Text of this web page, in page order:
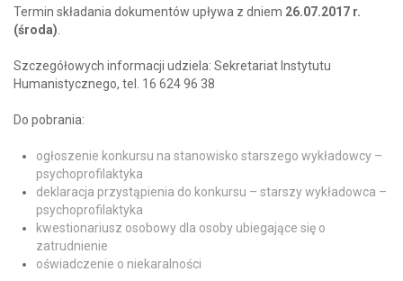
Termin składania dokumentów upływa z dniem 26.07.2017 r.
(środa)
Szczegółowych informacji udziela: Sekretariat Instytutu
Humanistycznego, tel. 16 624 96 38
Do pobrania:
ogłoszenie konkursu na stanowisko starszego wykładowcy –
psychoprofilaktyka
deklaracja przystąpienia do konkursu – starszy wykładowca –
psychoprofilaktyka
kwestionariusz osobowy dla osoby ubiegające się o
zatrudnienie
oświadczenie o niekaralności